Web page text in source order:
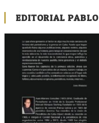
EDITORIAL PABLO